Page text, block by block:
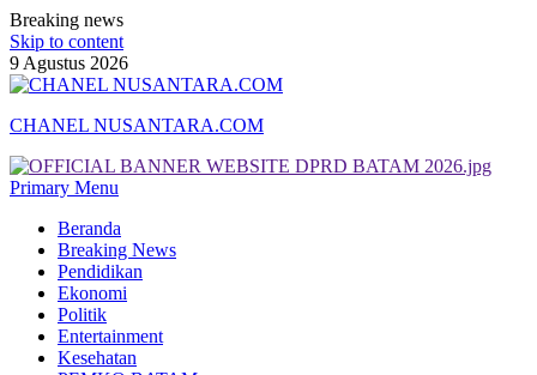
Breaking news
Skip to content
9 Agustus 2026
CHANEL NUSANTARA.COM
Primary Menu
Beranda
Breaking News
Pendidikan
Ekonomi
Politik
Entertainment
Kesehatan